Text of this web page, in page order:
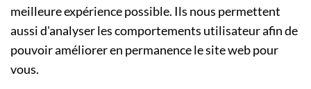
A PROPOS
Qui sommes-nous ?
Actualités
NOS RUBRIQUES
meilleure expérience possible. Ils nous permettent
aussi d'analyser les comportements utilisateur afin de
pouvoir améliorer en permanence le site web pour
vous.